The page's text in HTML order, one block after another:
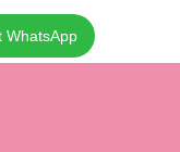
WhatsApp